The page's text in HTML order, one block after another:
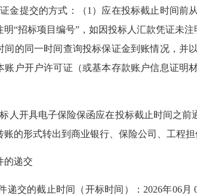
提交的方式：（1）应在投标截止时间前
明“招标项目编号”，如因投标人汇款凭证未
间的同一时间查询投标保证金到账情况，并
账户开户许可证（或基本存款账户信息证明
开具电子保险保函应在投标截止时间之前
账的形式转出到商业银行、保险公司、工程
递交
交的截止时间（开标时间）：2026年06月